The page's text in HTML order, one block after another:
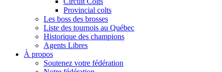
Provincial colts
Les boss des brosses
Liste des tournois au Québec
Historique des champions
Agents Libres
À propos
Soutenez votre fédération